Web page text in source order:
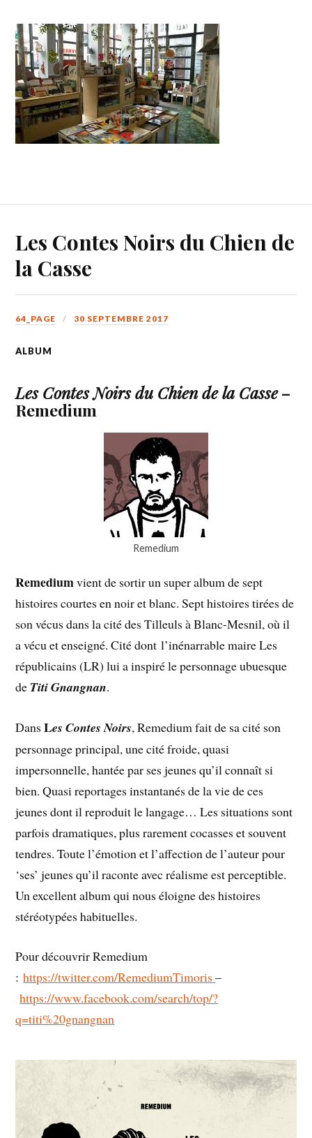
Les Contes Noirs du Chien de
la Casse
64_PAGE 30 SEPTEMBRE 2017
ALBUM
Les Contes Noirs du Chien de la Casse–
Remedium
Remedium
Remediumvient de sortir un super album de sept
histoires courtes en noir et blanc. Sept histoires tirées de
son vécus dans la cité des Tilleuls à Blanc-Mesnil, où il
a vécu et enseigné. Cité dont l’inénarrable maire Les
républicains (LR) lui a inspiré le personnage ubuesque
de Titi Gnangnan.
DansLes Contes Noirs, Remedium fait de sa cité son
personnage principal, une cité froide, quasi
impersonnelle, hantée par ses jeunes qu’il connaît si
bien. Quasi reportages instantanés de la vie de ces
jeunes dont il reproduit le langage… Les situations sont
parfois dramatiques, plus rarement cocasses et souvent
tendres. Toute l’émotion et l’affection de l’auteur pour
‘ses’ jeunes qu’il raconte avec réalisme est perceptible.
Un excellent album qui nous éloigne des histoires
stéréotypées habituelles.
Pour découvrir Remedium
:https://twitter.com/RemediumTimoris–
https://www.facebook.com/search/top/?
q=titi%20gnangnan